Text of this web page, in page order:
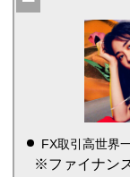
FX取引高世界
※ファイナン